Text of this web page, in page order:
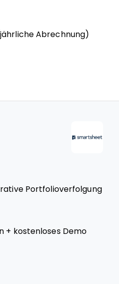
Abrechnung)
Portfolioverfolgung
+ kostenloses Demo